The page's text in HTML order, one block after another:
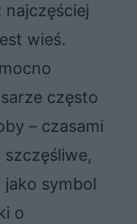
najczęściej
wieś.
często
– czasami
szczęśliwe,
jako symbol
o